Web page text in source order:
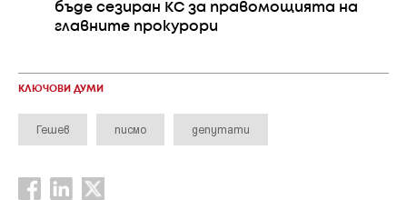
бъде сезиран КС за правомощията на
главните прокурори
КЛЮЧОВИ ДУМИ
Гешев писмо депутати